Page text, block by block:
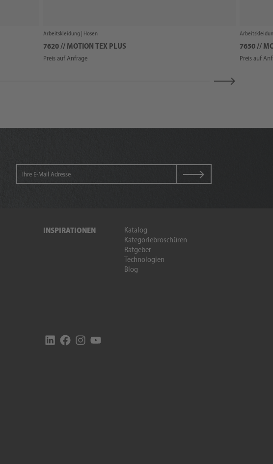
Arbeitskleidung | Hosen
7620 // MOTION TEX PLUS
Preis auf Anfrage
7650 //
Preis auf
INSPIRATIONEN
Katalog
Kategoriebroschüren
Ratgeber
Technologien
Blog